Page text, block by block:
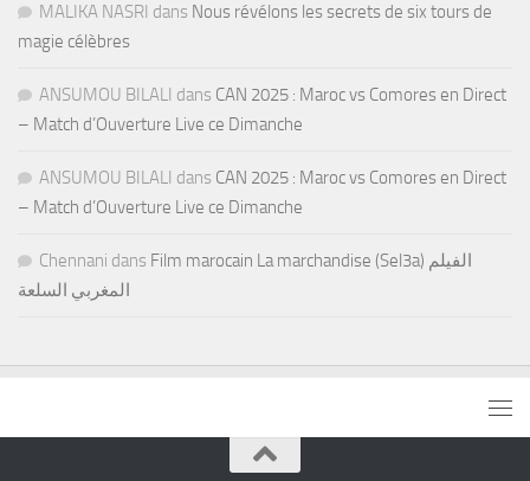
MALIKA NASRI dans Nous révélons les secrets de six tours de
magie célèbres
ANSUMOU BILALI dans CAN 2025 : Maroc vs Comores en Direct
– Match d’Ouverture Live ce Dimanche
ANSUMOU BILALI dans CAN 2025 : Maroc vs Comores en Direct
– Match d’Ouverture Live ce Dimanche
Chennani dans Film marocain La marchandise (Sel3a) الفيلم
المغربي السلعة